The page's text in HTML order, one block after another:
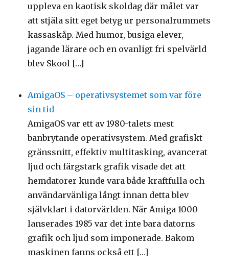
uppleva en kaotisk skoldag där målet var
att stjäla sitt eget betyg ur personalrummets
kassaskåp. Med humor, busiga elever,
jagande lärare och en ovanligt fri spelvärld
blev Skool […]
AmigaOS – operativsystemet som var före
sin tid
AmigaOS var ett av 1980-talets mest
banbrytande operativsystem. Med grafiskt
gränssnitt, effektiv multitasking, avancerat
ljud och färgstark grafik visade det att
hemdatorer kunde vara både kraftfulla och
användarvänliga långt innan detta blev
självklart i datorvärlden. När Amiga 1000
lanserades 1985 var det inte bara datorns
grafik och ljud som imponerade. Bakom
maskinen fanns också ett […]